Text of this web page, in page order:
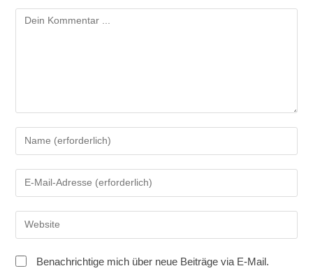
Kommentar
oder
Benutzernamen
zum
Kommentieren
Mail-
Adresse
zum
URL
Benachrichtige mich über neue Beiträge via E-Mail.